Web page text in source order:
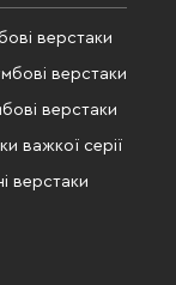
верстаки
верстаки
верстаки
важкої серії
верстаки